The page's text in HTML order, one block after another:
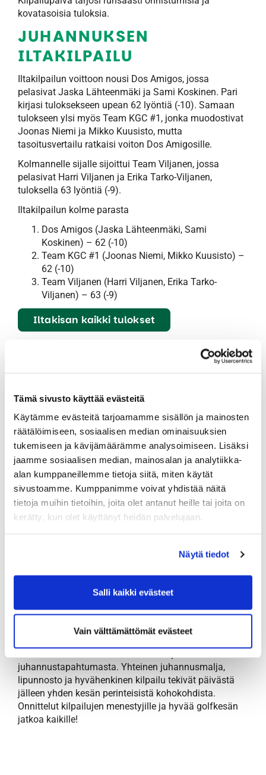
Tämä sivusto käyttää evästeitä
Käytämme evästeitä tarjoamamme sisällön ja mainosten
räätälöimiseen, sosiaalisen median ominaisuuksien
tukemiseen ja kävijämäärämme analysoimiseen. Lisäksi
jaamme sosiaalisen median, mainosalan ja analytiikka-
alan kumppaneillemme tietoja siitä, miten käytät
sivustoamme. Kumppanimme voivat yhdistää näitä
tietoja muihin tietoihin, joita olet antanut heille tai joita on
kerätty, kun olet käyttänyt heidän palvelujaan.
Näytä tiedot
Salli kaikki evästeet
Vain välttämättömät evästeet
kovatasoisia tuloksia.
JUHANNUKSEN
ILTAKILPAILU
Iltakilpailun voittoon nousi Dos Amigos, jossa
pelasivat Jaska Lähteenmäki ja Sami Koskinen. Pari
kirjasi tuloksekseen upean 62 lyöntiä (-10). Samaan
tulokseen ylsi myös Team KGC #1, jonka muodostivat
Joonas Niemi ja Mikko Kuusisto, mutta
tasoitusvertailu ratkaisi voiton Dos Amigosille.
Kolmannelle sijalle sijoittui Team Viljanen, jossa
pelasivat Harri Viljanen ja Erika Tarko-Viljanen,
tuloksella 63 lyöntiä (-9).
Iltakilpailun kolme parasta
Dos Amigos (Jaska Lähteenmäki, Sami
Koskinen) – 62 (-10)
Team KGC #1 (Joonas Niemi, Mikko Kuusisto) –
62 (-10)
Team Viljanen (Harri Viljanen, Erika Tarko-
Viljanen) – 63 (-9)
Iltakisan kaikki tulokset
Aamukilpailussa voittoon pelasi Team Oksanen, jossa
pelasivat Harri Oksanen ja Asko Kärkkäinen.
Voittajapari teki vakuuttavan tuloksen 63 lyöntiä (-9).
Toiseksi sijoittui Veli banaani, jonka muodostivat Arttu
Juvonen ja Ville Haataja, tuloksella 64 lyöntiä (-8).
Kolmannen sijan nappasi Team Pussittajat, jossa
pelasivat Eerikki Erä ja Eero Kivimäki, tuloksella 65
lyöntiä (-7).
Aamukilpailun kolme parasta
Veli banaani (Arttu Juvonen, Ville Haataja) – 64
(-8)
Team Pussittajat (Eerikki Erä, Eero Kivimäki) – 65
Aamukisan kaikki tulokset
juhannustapahtumasta. Yhteinen juhannusmalja,
lipunnosto ja hyvähenkinen kilpailu tekivät päivästä
jälleen yhden kesän perinteisistä kohokohdista.
Onnittelut kilpailujen menestyjille ja hyvää golfkesän
jatkoa kaikille!